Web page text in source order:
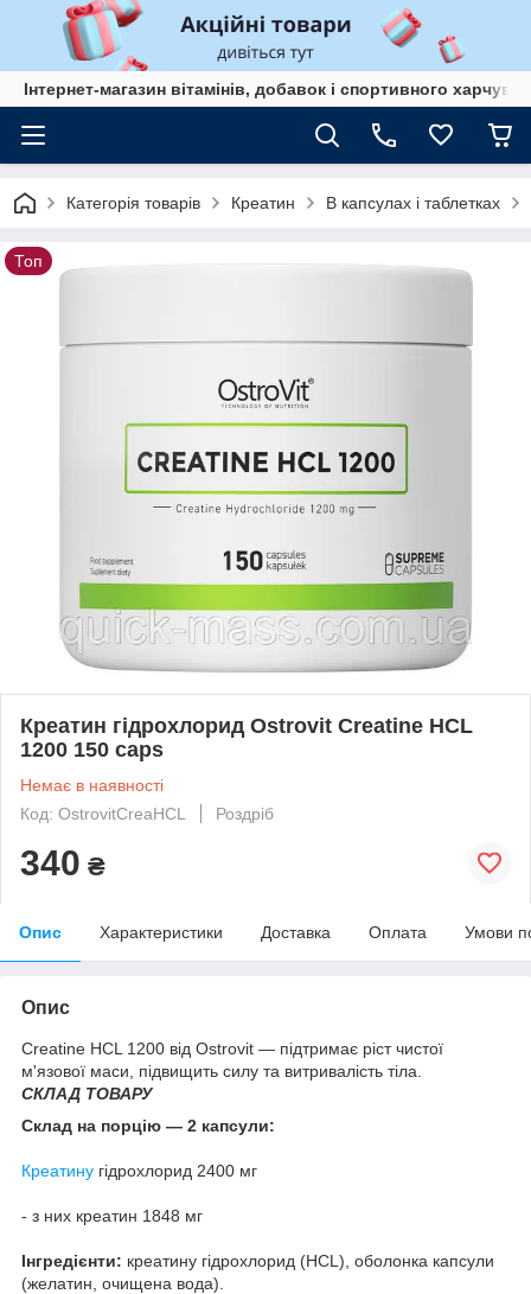
Інтернет-магазин вітамінів, добавок і спортивного
Категорія товарів Креатин В капсулах і таблетках
Топ
Креатин гідрохлорид Ostrovit Creatine HCL
1200 150 caps
Немає в наявності
Код: OstrovitCreaHCL
Роздріб
340 ₴
Опис Характеристики Доставка Оплата Умови
Опис
Creatine HCL 1200 від Ostrovit — підтримає ріст чистої
м'язової маси, підвищить силу та витривалість тіла.
СКЛАД ТОВАРУ
Склад на порцію — 2 капсули:
Креатину гідрохлорид 2400 мг
- з них креатин 1848 мг
Інгредієнти: креатину гідрохлорид (HCL), оболонка капсули
(желатин, очищена вода).